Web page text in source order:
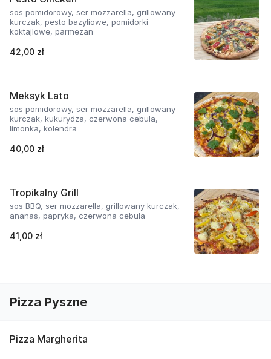
sos pomidorowy, ser mozzarella, grillowany
kurczak, pesto bazyliowe, pomidorki
koktajlowe, parmezan
42,00 zł
Meksyk Lato
sos pomidorowy, ser mozzarella, grillowany
kurczak, kukurydza, czerwona cebula,
limonka, kolendra
40,00 zł
Tropikalny Grill
sos BBQ, ser mozzarella, grillowany kurczak,
ananas, papryka, czerwona cebula
41,00 zł
Pizza Pyszne
Pizza Margherita